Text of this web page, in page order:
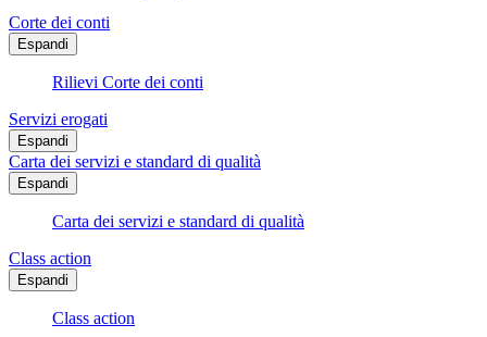
Corte dei conti
Espandi
Rilievi Corte dei conti
Servizi erogati
Espandi
Carta dei servizi e standard di qualità
Espandi
Carta dei servizi e standard di qualità
Class action
Espandi
Class action